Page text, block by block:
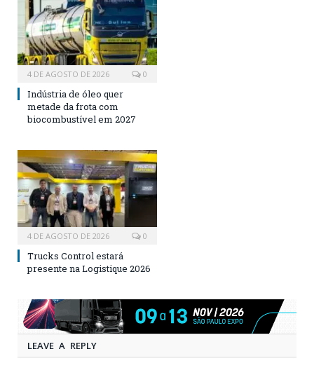
4 DE AGOSTO DE 2026 0
Indústria de óleo quer
metade da frota com
biocombustível em 2027
4 DE AGOSTO DE 2026 0
Trucks Control estará
presente na Logistique 2026
LEAVE A REPLY